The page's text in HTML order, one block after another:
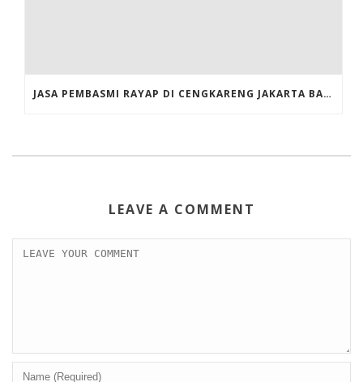
JASA PEMBASMI RAYAP DI CENGKARENG JAKARTA BARAT
LEAVE A COMMENT